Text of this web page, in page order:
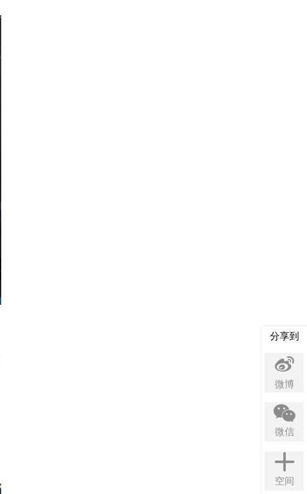
分享到
微博
微信
空间